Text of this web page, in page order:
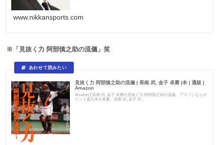
www.nikkansports.com
※「見抜く力 阿部慎之助の流儀」笑
見抜く力 阿部慎之助の流儀 | 長南 武, 金子 卓磨 |本 | 通販 |
Amazon
Amazonで長南 武, 金子 卓磨の見抜く力 阿部慎之助の流儀。アマゾンならポ
イント還元本が多数。長南 武, 金子 卓...